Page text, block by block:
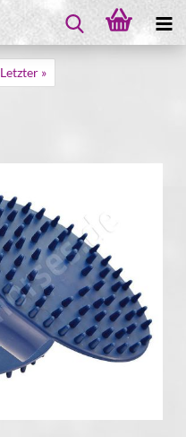
Letzter »